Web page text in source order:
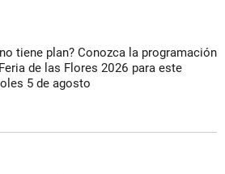
tiene plan? Conozca la programación
de las Flores 2026 para este
5 de agosto